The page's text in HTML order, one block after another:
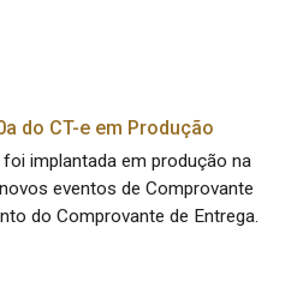
do CT-e em Produção
implantada em produção na
eventos de Comprovante
do Comprovante de Entrega.